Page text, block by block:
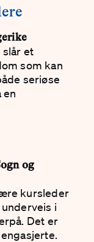
slår et
som kan
seriøse
en
og
kurs­leder
i
Det er